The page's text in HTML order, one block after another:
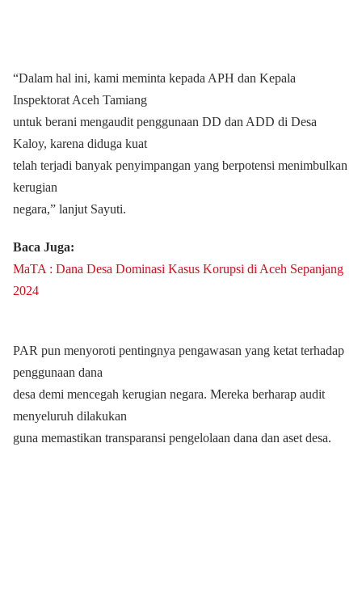
“Dalam hal ini, kami meminta kepada APH dan Kepala
Inspektorat Aceh Tamiang
untuk berani mengaudit penggunaan DD dan ADD di Desa
Kaloy, karena diduga kuat
telah terjadi banyak penyimpangan yang berpotensi menimbulkan
kerugian
negara,” lanjut Sayuti.
Baca Juga:
MaTA : Dana Desa Dominasi Kasus Korupsi di Aceh Sepanjang
2024
PAR pun menyoroti pentingnya pengawasan yang ketat terhadap
penggunaan dana
desa demi mencegah kerugian negara. Mereka berharap audit
menyeluruh dilakukan
guna memastikan transparansi pengelolaan dana dan aset desa.